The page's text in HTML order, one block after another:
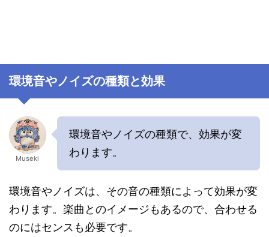
環境音やノイズの種類と効果
Museki
環境音やノイズの種類で、効果が変
わります。
環境音やノイズは、その音の種類によって効果が変
わります。楽曲とのイメージもあるので、合わせる
のにはセンスも必要です。